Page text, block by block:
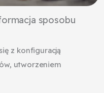
sposobu
z konfiguracją
utworzeniem